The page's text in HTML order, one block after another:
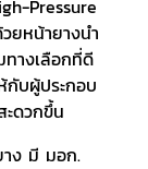
Pressure
ยหน้ายางนำ
างเลือกที่ดี
กับผู้ประกอบ
ะดวกขึ้น
ง มี มอก.